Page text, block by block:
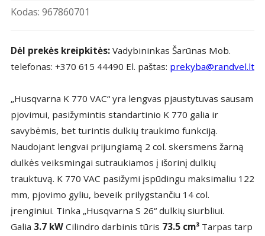
Kodas: 967860701
Dėl prekės kreipkitės:Vadybininkas Šarūnas Mob.
telefonas: +370 615 44490 El. paštas: prekyba@randvel.lt
„Husqvarna K 770 VAC“ yra lengvas pjaustytuvas sausam
pjovimui, pasižymintis standartinio K 770 galia ir
savybėmis, bet turintis dulkių traukimo funkciją.
Naudojant lengvai prijungiamą 2 col. skersmens žarną
dulkės veiksmingai sutraukiamos į išorinį dulkių
trauktuvą. K 770 VAC pasižymi įspūdingu maksimaliu 122
mm, pjovimo gyliu, beveik prilygstančiu 14 col.
įrenginiui. Tinka „Husqvarna S 26“ dulkių siurbliui.
Galia 3.7 kW Cilindro darbinis tūris 73.5 cm³ Tarpas tarp